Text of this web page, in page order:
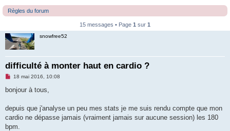
Règles du forum
15 messages • Page 1 sur 1
snowfree52
difficulté à monter haut en cardio ?
M
s
g
e
n
o
18 mai 2016, 10:08
bonjour à tous,
depuis que j'analyse un peu mes stats je me suis rendu compte que mon
cardio ne dépasse jamais (vraiment jamais sur aucune session) les 180
bpm.